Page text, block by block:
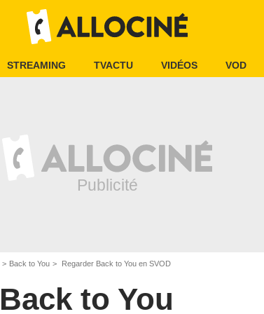
STREAMING TVACTU VIDÉOS VOD
Back to You Regarder Back to You en SVOD
Back to You